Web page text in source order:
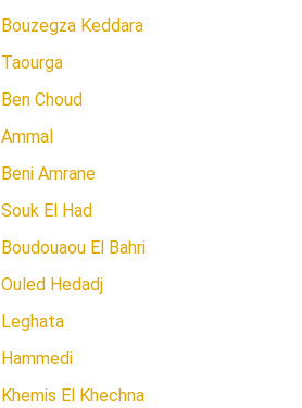
Bouzegza Keddara
Taourga
Ben Choud
Ammal
Beni Amrane
Souk El Had
Boudouaou El Bahri
Ouled Hedadj
Leghata
Hammedi
Khemis El Khechna